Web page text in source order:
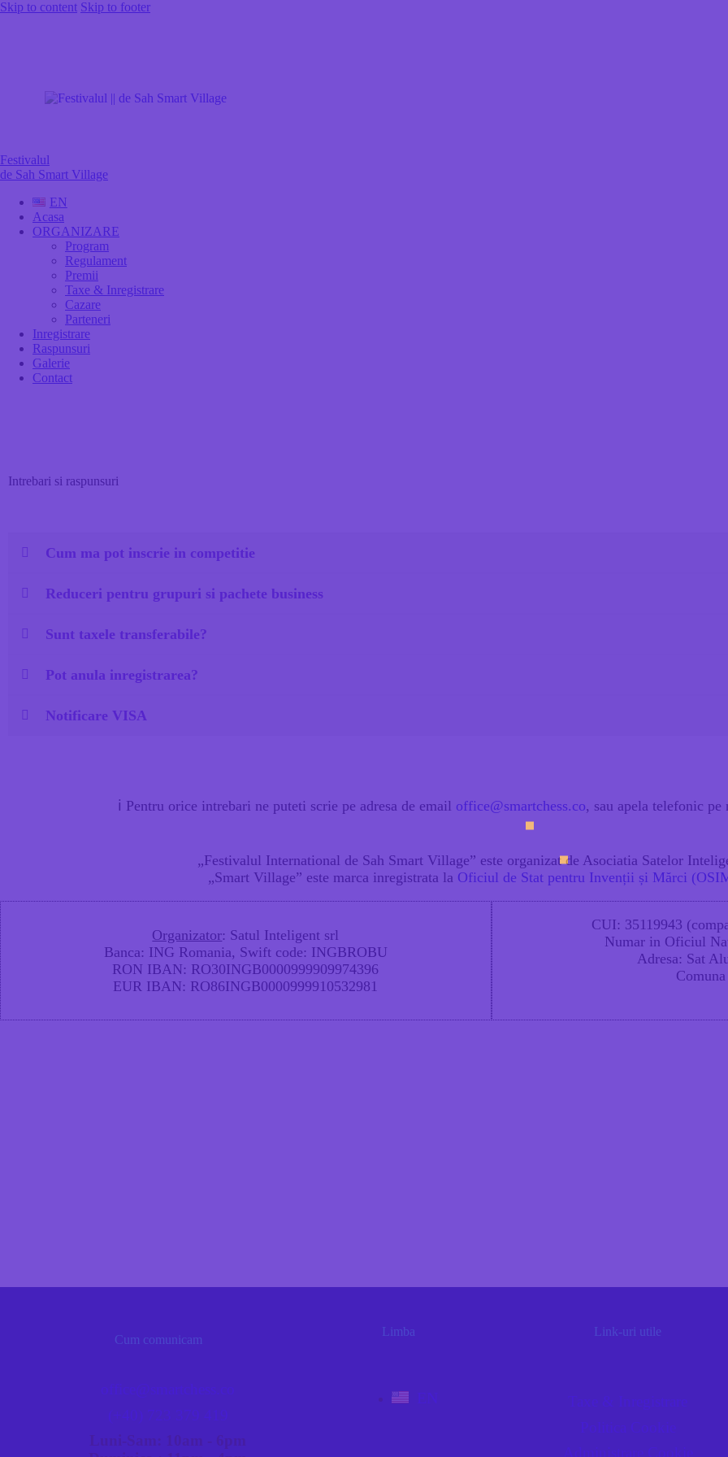
Skip to content Skip to footer
Festivalul
de Sah Smart Village
EN
Acasa
ORGANIZARE
Program
Regulament
Premii
Taxe & Inregistrare
Cazare
Parteneri
Inregistrare
Raspunsuri
Galerie
Contact
Intrebari si raspunsuri
Cum ma pot inscrie in competitie
Reduceri pentru grupuri si pachete business
Sunt taxele transferabile?
Pot anula inregistrarea?
Notificare VISA
ℹ Pentru orice intrebari ne puteti scrie pe adresa de email office@smartchess.co, sau apela telefonic pe
„Festivalul International de Sah Smart Village” este organizat de Asociatia Satelor
„Smart Village” este marca inregistrata la Oficiul de Stat pentru Invenții și Mărci
Organizator: Satul Inteligent srl
Banca: ING Romania, Swift code: INGBROBU
RON IBAN: RO30INGB0000999909974396
EUR IBAN: RO86INGB0000999910532981
CUI: 35119943
Numar in Oficiul
Adresa: Sat
Cum comunicam
Luni-Sam: 10am - 6pm
Limba Link-uri utile